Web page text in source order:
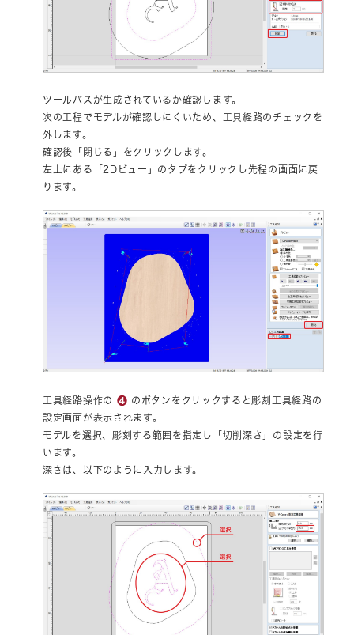
ツールパスが生成されているか確認します。
次の工程でモデルが確認しにくいため、工具経路のチェックを
外します。
確認後「閉じる」をクリックします。
左上にある「2Dビュー」のタブをクリックし先程の画面に戻
ります。
工具経路操作の ❹ のボタンをクリックすると彫刻工具経路の
設定画面が表示されます。
モデルを選択、彫刻する範囲を指定し「切削深さ」の設定を行
います。
深さは、以下のように入力します。